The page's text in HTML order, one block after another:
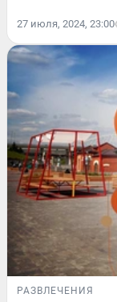
27 июля, 2024, 23:00
РАЗВЛЕЧЕНИЯ